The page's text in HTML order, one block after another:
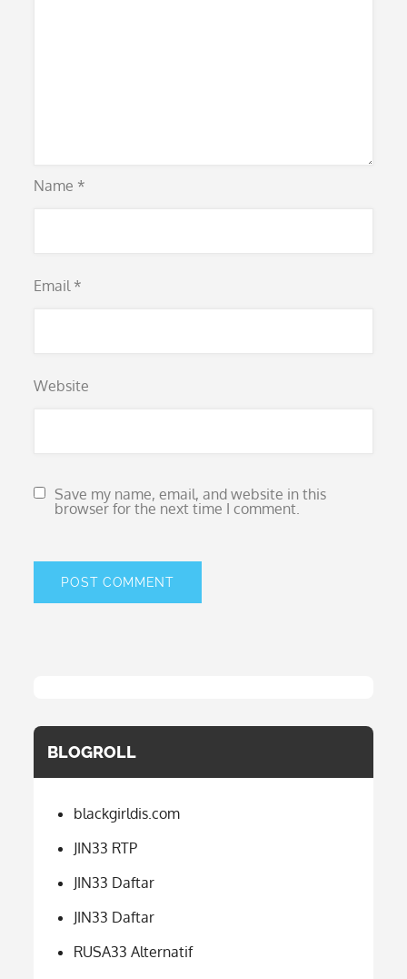
Name *
Email *
Website
Save my name, email, and website in this
browser for the next time I comment.
BLOGROLL
blackgirldis.com
JIN33 RTP
JIN33 Daftar
JIN33 Daftar
RUSA33 Alternatif